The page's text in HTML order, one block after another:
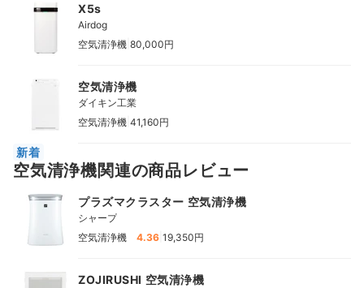
X5s
Airdog
空気清浄機 80,000円
空気清浄機
ダイキン工業
空気清浄機 41,160円
新着
空気清浄機関連の商品レビュー
プラズマクラスター 空気清浄機
シャープ
空気清浄機
4.36 19,350円
ZOJIRUSHI 空気清浄機